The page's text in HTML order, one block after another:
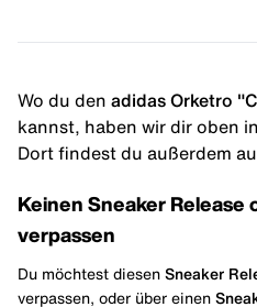
Wo du den adidas Orketro
kannst, haben wir dir oben
Dort findest du außerdem
Keinen Sneaker Release
verpassen
Du möchtest diesen Sneaker
verpassen, oder über einen